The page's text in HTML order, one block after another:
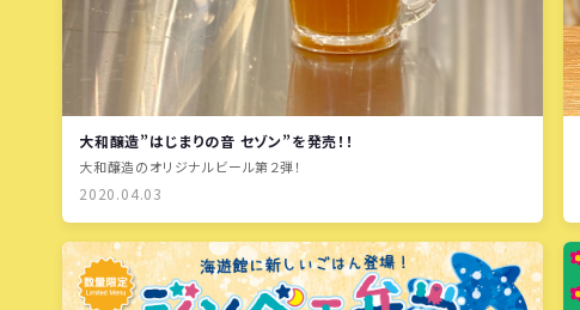
大和醸造”はじまりの音 セゾン”を発売！！
大和醸造のオリジナルビール第２弾！
2020.04.03